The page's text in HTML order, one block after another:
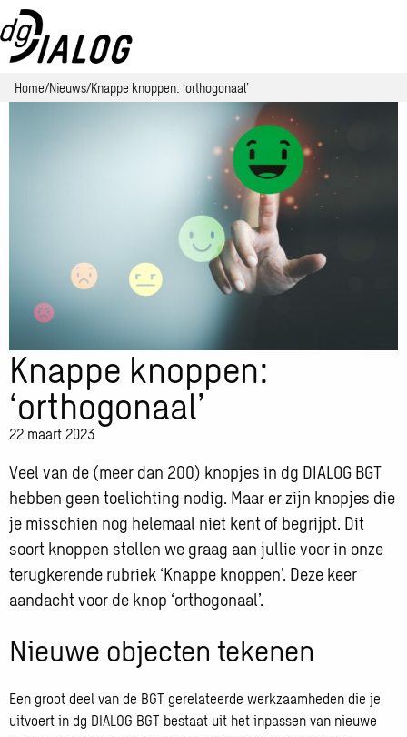
Home Nieuws Knappe knoppen: ‘orthogonaal’
Knappe knoppen:
‘orthogonaal’
22 maart 2023
Veel van de (meer dan 200) knopjes in dg DIALOG BGT
hebben geen toelichting nodig. Maar er zijn knopjes die
je misschien nog helemaal niet kent of begrijpt. Dit
soort knoppen stellen we graag aan jullie voor in onze
terugkerende rubriek ‘Knappe knoppen’. Deze keer
aandacht voor de knop ‘orthogonaal’.
Nieuwe objecten tekenen
Een groot deel van de BGT gerelateerde werkzaamheden die je
uitvoert in dg DIALOG BGT bestaat uit het inpassen van nieuwe